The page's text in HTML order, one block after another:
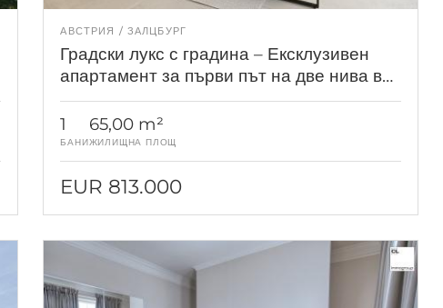
АВСТРИЯ ЗАЛЦБУРГ
Градски лукс с градина – Ексклузивен
апартамент за първи път на две нива в
Залцбург
1
БАНИ
65,00 m²
ЖИЛИЩНА ПЛОЩ
EUR 813.000